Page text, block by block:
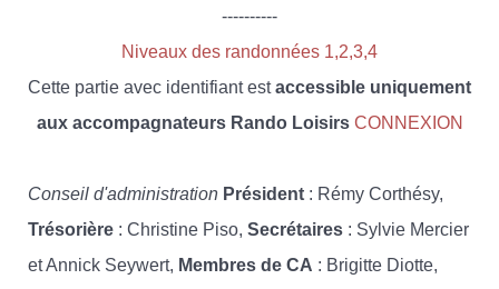
----------
Niveaux des randonnées 1,2,3,4
Cette partie avec identifiant estaccessible uniquement
aux accompagnateurs Rando Loisirs CONNEXION
Conseil d'administration Président : Rémy Corthésy,
Trésorière : Christine Piso, Secrétaires : Sylvie Mercier
et Annick Seywert, Membres de CA : Brigitte Diotte,